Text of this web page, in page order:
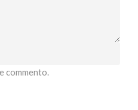
commento.